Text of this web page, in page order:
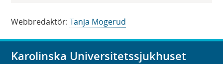
Webbredaktör:Tanja Mogerud
Karolinska Universitetssjukhuset